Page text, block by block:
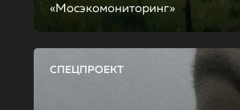
«Мосэкомониторинг»
СПЕЦПРОЕКТ